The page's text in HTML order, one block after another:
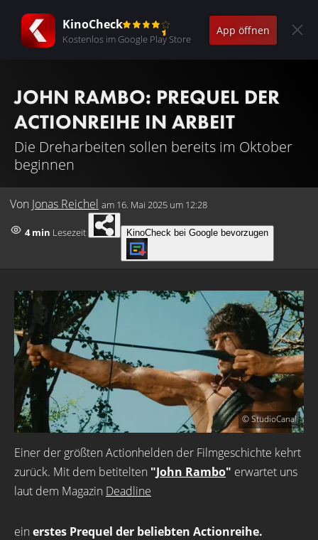
KinoCheck
Kostenlos im Google Play Store
App öffnen
JOHN RAMBO: PREQUEL DER
ACTIONREIHE IN ARBEIT
Die Dreharbeiten sollen bereits im Oktober
beginnen
Von Jonas Reichel am 16. Mai 2025 um 12:28
4 min Lesezeit KinoCheck bei Google bevorzugen
© StudioCanal
Einer der größten Actionhelden der Filmgeschichte kehrt
zurück. Mit dem betitelten "John Rambo" erwartet uns
laut dem Magazin Deadline
ein erstes Prequel der beliebten Actionreihe.